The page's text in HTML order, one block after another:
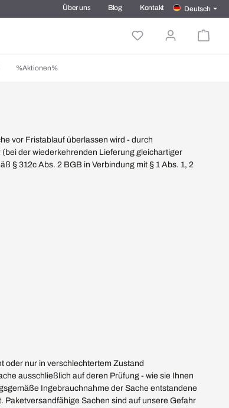
Über uns Blog Kontakt Deutsch
%Aktionen%
vor Fristablauf überlassen wird - durch
der wiederkehrenden Lieferung gleichartiger
§ 312c Abs. 2 BGB in Verbindung mit § 1 Abs. 1, 2
oder nur in verschlechtertem Zustand
ausschließlich auf deren Prüfung - wie sie Ihnen
Ingebrauchnahme der Sache entstandene
Paketversandfähige Sachen sind auf unsere Gefahr